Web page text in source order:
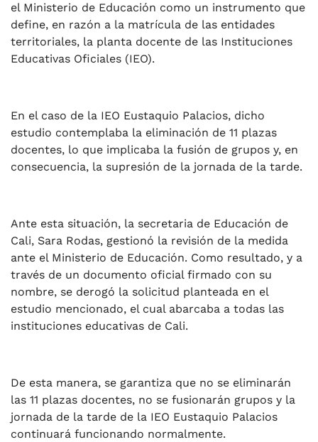
el Ministerio de Educación como un instrumento que
define, en razón a la matrícula de las entidades
territoriales, la planta docente de las Instituciones
Educativas Oficiales (IEO).
En el caso de la IEO Eustaquio Palacios, dicho
estudio contemplaba la eliminación de 11 plazas
docentes, lo que implicaba la fusión de grupos y, en
consecuencia, la supresión de la jornada de la tarde.
Ante esta situación, la secretaria de Educación de
Cali, Sara Rodas, gestionó la revisión de la medida
ante el Ministerio de Educación. Como resultado, y a
través de un documento oficial firmado con su
nombre, se derogó la solicitud planteada en el
estudio mencionado, el cual abarcaba a todas las
instituciones educativas de Cali.
De esta manera, se garantiza que no se eliminarán
las 11 plazas docentes, no se fusionarán grupos y la
jornada de la tarde de la IEO Eustaquio Palacios
continuará funcionando normalmente.